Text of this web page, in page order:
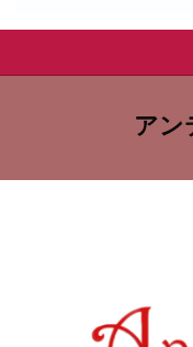
Navigation
アン